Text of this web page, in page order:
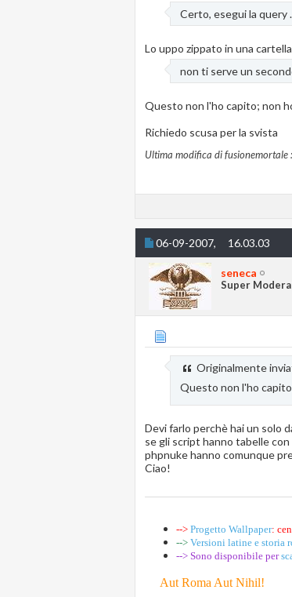
Certo, esegui la query
Lo uppo zippato in una
non ti serve un
Questo non l'ho capito; non
Richiedo scusa per la svista
Ultima modifica di
06-09-2007, 16.03.03
seneca
Super
Originalmente
Questo non l'ho
Devi farlo perchè hai un solo
se gli script hanno tabelle
phpnuke hanno comunque
Ciao!
--> Progetto Wallpaper:
--> Versioni latine e storia
--> Sono disponibile per
Aut Roma Aut Nihil!